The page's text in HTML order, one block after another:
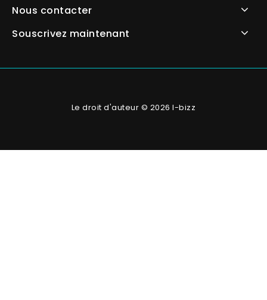
Nous contacter
Souscrivez maintenant
Le droit d'auteur © 2026 I-bizz